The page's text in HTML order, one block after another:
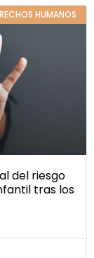
HUMANOS
del riesgo
tras los